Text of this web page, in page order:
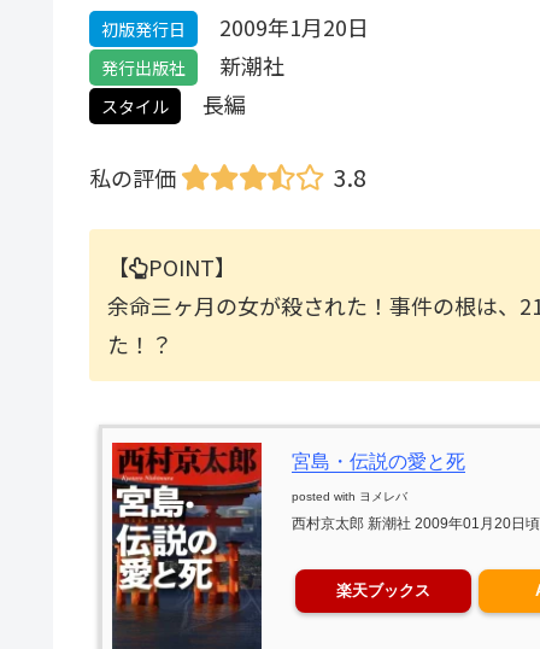
初版発行日 2009年1月20日
発行出版社 新潮社
スタイル 長編
私の評価 3.8
【
POINT】
余命三ヶ月の女が殺された！事件の根は、
た！？
宮島・伝説の愛と死
posted with ヨメレバ
西村京太郎 新潮社 2009年01月20日頃
楽天ブックス